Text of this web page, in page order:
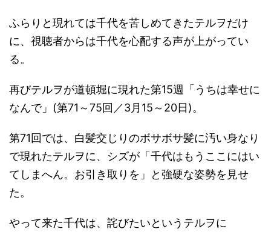
ふらりと現れては千代を苦しめてきたテルヲだけ
に、視聴者からは千代を心配する声が上がってい
る。
再びテルヲが道頓堀に現れた第15週「うちは幸せに
なんで」(第71～75回／3月15～20日)。
第71回では、白髪交じりのボサボサ髪に汚い身なり
で現れたテルヲに、シズが「千代はもうここにはい
てしまへん。お引き取りを」と強硬な姿勢を見せ
た。
やって来た千代は、詫びたいというテルヲに